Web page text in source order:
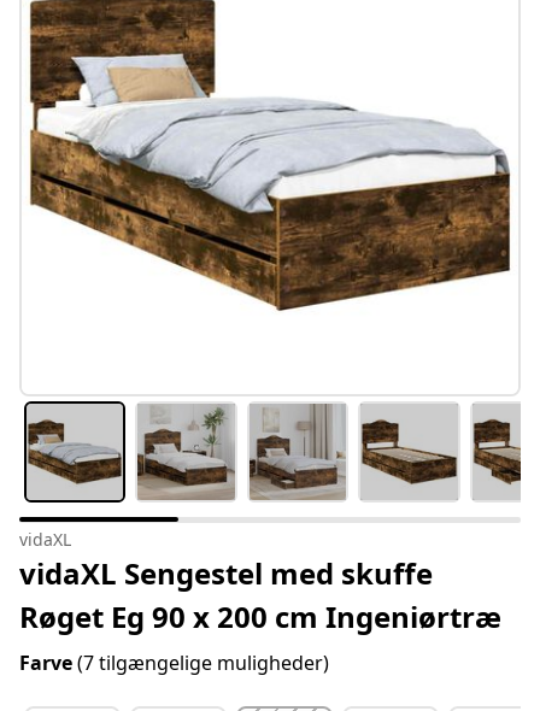
#sharemevidaxl
vidaXL
vidaXL Sengestel med skuffe
Røget Eg 90 x 200 cm Ingeniørtræ
Farve(7 tilgængelige muligheder)